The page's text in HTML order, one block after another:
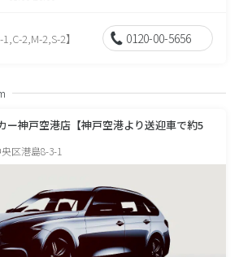
2,M-2,S-2】 0120-00-5656
ー神戸空港店【神戸空港より送迎車で約5
区港島8-3-1